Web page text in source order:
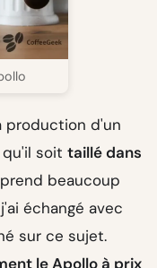
production d'un
soit taillé dans
prend beaucoup
échangé avec
sur ce sujet.
le Apollo à prix